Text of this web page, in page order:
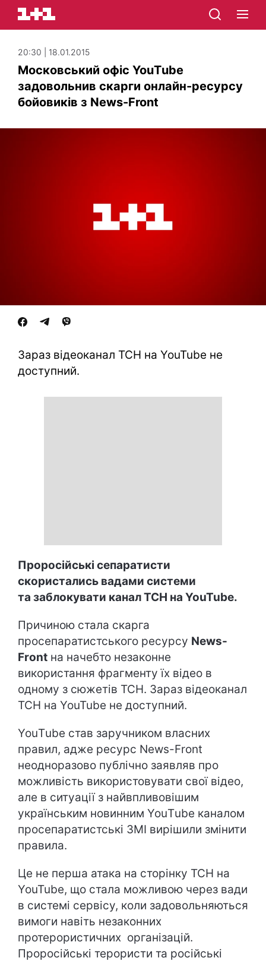
20:30 | 18.01.2015
Московський офіс YouТube
задовольнив скарги онлайн-ресурсу
бойовиків з News-Front
Зараз відеоканал ТСН на YouTube не
доступний.
Проросійські сепаратисти
скористались вадами системи
та заблокувати канал ТСН на YouTube.
Причиною стала скарга
просепаратистського ресурсу News-
Front на начебто незаконне
використання фрагменту їх відео в
одному з сюжетів ТСН. Зараз відеоканал
ТСН на YouTube не доступний.
YouТube став заручником власних
правил, адже ресурс News-Front
неодноразово публічно заявляв про
можливість використовувати свої відео,
але в ситуації з найвпливовішим
українським новинним YouТube каналом
просепаратистські ЗМІ вирішили змінити
правила.
Це не перша атака на сторінку ТСН на
YouTube, що стала можливою через вади
в системі сервісу, коли задовольняються
вимоги навіть незаконних
протерористичних організацій.
Проросійські терористи та російські